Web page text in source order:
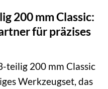
200 mm Classic:
für präzises
teilig 200 mm Classic
Werkzeugset, das